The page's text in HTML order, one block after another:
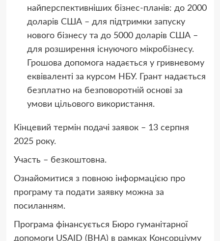
найперспективніших бізнес-планів: до 2000
доларів США – для підтримки запуску
нового бізнесу та до 5000 доларів США –
для розширення існуючого мікробізнесу.
Грошова допомога надається у гривневому
еквіваленті за курсом НБУ. Грант надається
безплатно на безповоротній основі за
умови цільового використання.
Кінцевий термін подачі заявок – 13 серпня
2025 року.
Участь – безкоштовна.
Ознайомитися з повною інформацією про
програму та подати заявку можна за
посиланням.
Програма фінансується Бюро гуманітарної
допомоги USAID (BHA) в рамках Консорціуму